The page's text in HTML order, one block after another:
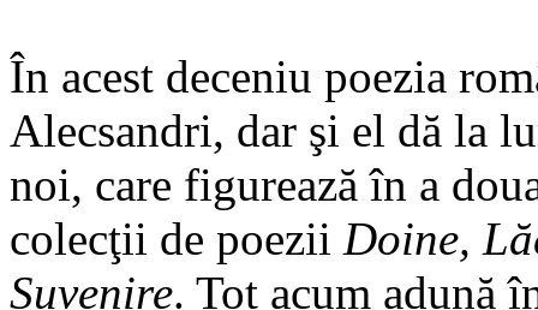
În acest deceniu poezia
Alecsandri, dar şi el dă la
noi, care figurează în a
colecţii de poezii Doine,
Suvenire. Tot acum adună